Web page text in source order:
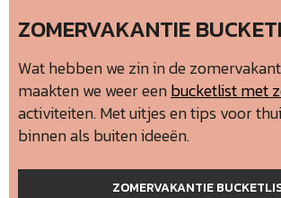
ZOMERVAKANTIE
Wat hebben we zin in de
maakten we weer eenbucketlist met
activiteiten. Met uitjes en tips voor
binnen als buiten ideeën.
ZOMERVAKANTIE